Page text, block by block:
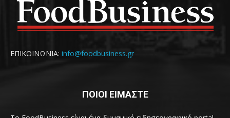
ΕΠΙΚΟΙΝΩΝΙΑ: info@foodbusiness.gr
ΠΟΙΟΙ ΕΙΜΑΣΤΕ